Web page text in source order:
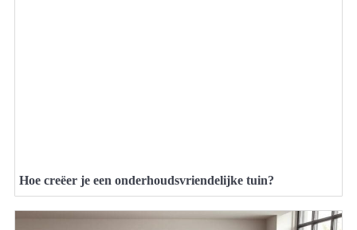
Hoe creëer je een onderhoudsvriendelijke tuin?